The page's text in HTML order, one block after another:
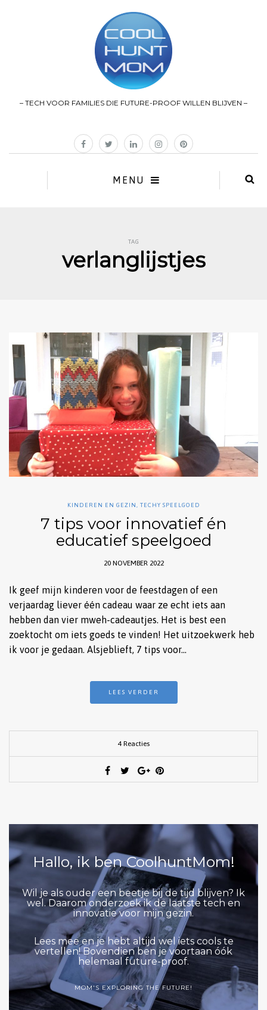
– TECH VOOR FAMILIES DIE FUTURE-PROOF WILLEN BLIJVEN –
MENU
TAG
verlanglijstjes
KINDEREN EN GEZIN, TECHY SPEELGOED
7 tips voor innovatief én
educatief speelgoed
20 NOVEMBER 2022
Ik geef mijn kinderen voor de feestdagen of een
verjaardag liever één cadeau waar ze echt iets aan
hebben dan vier mweh-cadeautjes. Het is best een
zoektocht om iets goeds te vinden! Het uitzoekwerk heb
ik voor je gedaan. Alsjeblieft, 7 tips voor…
LEES VERDER
4 Reacties
Hallo, ik ben CoolhuntMom!
Wil je als ouder een beetje bij de tijd blijven? Ik
wel. Daarom onderzoek ik de laatste tech en
innovatie voor mijn gezin.
Lees mee en je hebt altijd wel iets cools te
vertellen! Bovendien ben je voortaan óók
helemaal future-proof.
MOM'S EXPLORING THE FUTURE!